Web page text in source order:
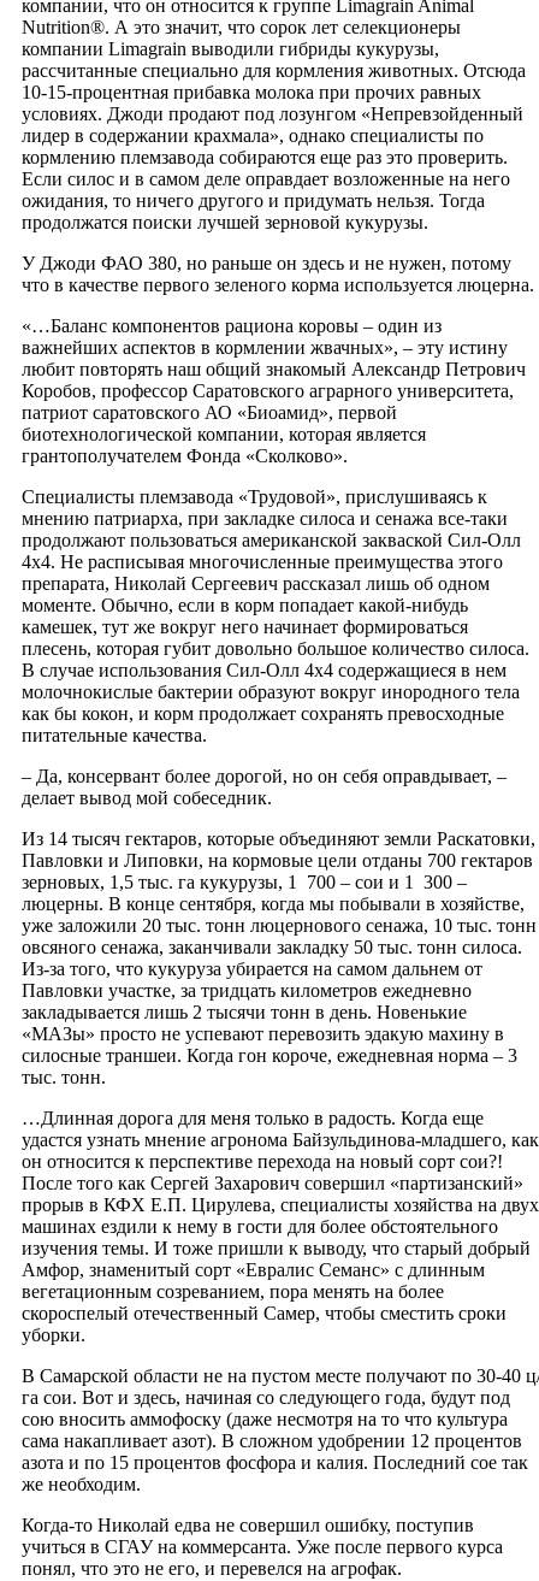
компании, что он относится к группе Limagrain Animal
Nutrition®. А это значит, что сорок лет селекционеры
компании Limagrain выводили гибриды кукурузы,
рассчитанные специально для кормления животных. Отсюда
10-15-процентная прибавка молока при прочих равных
условиях. Джоди продают под лозунгом «Непревзойденный
лидер в содержании крахмала», однако специалисты по
кормлению племзавода собираются еще раз это проверить.
Если силос и в самом деле оправдает возложенные на него
ожидания, то ничего другого и придумать нельзя. Тогда
продолжатся поиски лучшей зерновой кукурузы.
У Джоди ФАО 380, но раньше он здесь и не нужен, потому
что в качестве первого зеленого корма используется люцерна.
«…Баланс компонентов рациона коровы – один из
важнейших аспектов в кормлении жвачных», – эту истину
любит повторять наш общий знакомый Александр Петрович
Коробов, профессор Саратовского аграрного университета,
патриот саратовского АО «Биоамид», первой
биотехнологической компании, которая является
грантополучателем Фонда «Сколково».
Специалисты племзавода «Трудовой», прислушиваясь к
мнению патриарха, при закладке силоса и сенажа все-таки
продолжают пользоваться американской закваской Сил-Олл
4х4. Не расписывая многочисленные преимущества этого
препарата, Николай Сергеевич рассказал лишь об одном
моменте. Обычно, если в корм попадает какой-нибудь
камешек, тут же вокруг него начинает формироваться
плесень, которая губит довольно большое количество силоса.
В случае использования Сил-Олл 4х4 содержащиеся в нем
молочнокислые бактерии образуют вокруг инородного тела
как бы кокон, и корм продолжает сохранять превосходные
питательные качества.
– Да, консервант более дорогой, но он себя оправдывает, –
делает вывод мой собеседник.
Из 14 тысяч гектаров, которые объединяют земли Раскатовки,
Павловки и Липовки, на кормовые цели отданы 700 гектаров
зерновых, 1,5 тыс. га кукурузы, 1 700 – сои и 1 300 –
люцерны. В конце сентября, когда мы побывали в хозяйстве,
уже заложили 20 тыс. тонн люцернового сенажа, 10 тыс. тонн
овсяного сенажа, заканчивали закладку 50 тыс. тонн силоса.
Из-за того, что кукуруза убирается на самом дальнем от
Павловки участке, за тридцать километров ежедневно
закладывается лишь 2 тысячи тонн в день. Новенькие
«МАЗы» просто не успевают перевозить эдакую махину в
силосные траншеи. Когда гон короче, ежедневная норма – 3
тыс. тонн.
…Длинная дорога для меня только в радость. Когда еще
удастся узнать мнение агронома Байзульдинова-младшего, как
он относится к перспективе перехода на новый сорт сои?!
После того как Сергей Захарович совершил «партизанский»
прорыв в КФХ Е.П. Цирулева, специалисты хозяйства на двух
машинах ездили к нему в гости для более обстоятельного
изучения темы. И тоже пришли к выводу, что старый добрый
Амфор, знаменитый сорт «Евралис Семанс» с длинным
вегетационным созреванием, пора менять на более
скороспелый отечественный Самер, чтобы сместить сроки
уборки.
В Самарской области не на пустом месте получают по 30-40
га сои. Вот и здесь, начиная со следующего года, будут под
сою вносить аммофоску (даже несмотря на то что культура
сама накапливает азот). В сложном удобрении 12 процентов
азота и по 15 процентов фосфора и калия. Последний сое так
же необходим.
Когда-то Николай едва не совершил ошибку, поступив
учиться в СГАУ на коммерсанта. Уже после первого курса
понял, что это не его, и перевелся на агрофак.